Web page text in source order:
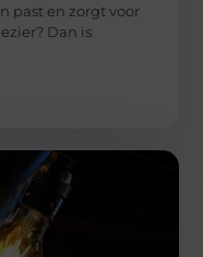
past en zorgt voor
Dan is